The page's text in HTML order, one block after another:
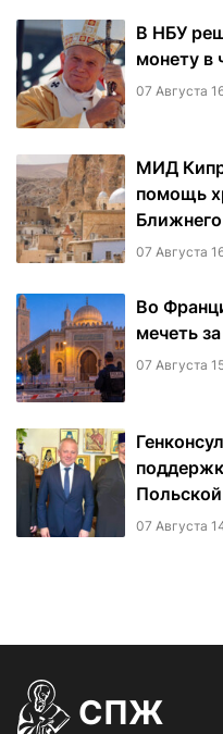
В НБУ
монету в
07 Августа
МИД
помощь
07 Августа
Во
мечеть
07 Августа
07 Августа
СПЖ